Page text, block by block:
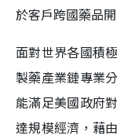
於客戶跨國藥品
面對世界各國積
製藥產業鏈專業
能滿足美國政府
達規模經濟，藉